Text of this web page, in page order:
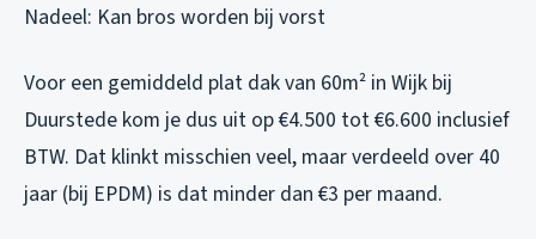
Nadeel: Kan bros worden bij vorst
Voor een gemiddeld plat dak van 60m² in Wijk bij
Duurstede kom je dus uit op €4.500 tot €6.600 inclusief
BTW. Dat klinkt misschien veel, maar verdeeld over 40
jaar (bij EPDM) is dat minder dan €3 per maand.